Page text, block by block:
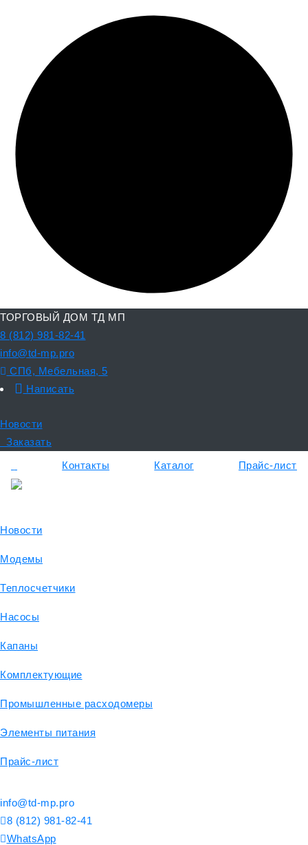
ТОРГОВЫЙ ДОМ ТД МП
8 (812) 981-82-41
info@td-mp.pro
СПб, Мебельная, 5
Написать
Новости
Заказать
Контакты
Каталог Прайс-лист
Новости
Модемы
Теплосчетчики
Насосы
Капаны
Комплектующие
Промышленные расходомеры
Элементы питания
Прайс-лист
info@td-mp.pro
8 (812) 981-82-41
WhatsApp